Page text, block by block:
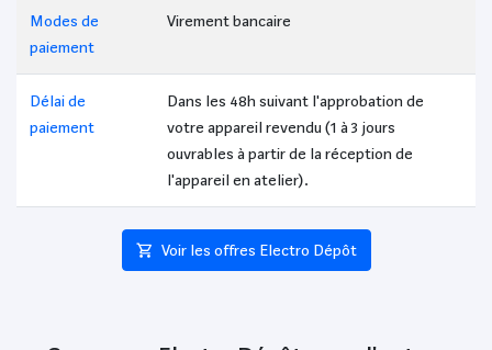
Modes de
paiement
Virement bancaire
Délai de
paiement
Dans les 48h suivant l'approbation de
votre appareil revendu (1 à 3 jours
ouvrables à partir de la réception de
l'appareil en atelier).
Voir les offres Electro Dépôt